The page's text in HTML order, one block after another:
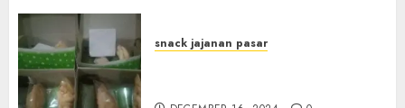
snack jajanan pasar